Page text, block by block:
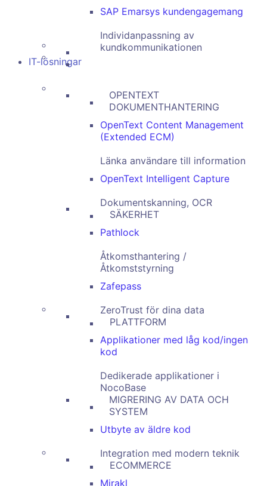
SAP Emarsys kundengagemang
Individanpassning av
kundkommunikationen
IT-lösningar
OPENTEXT
DOKUMENTHANTERING
OpenText Content Management
(Extended ECM)
Länka användare till information
OpenText Intelligent Capture
Dokumentskanning, OCR
SÄKERHET
Pathlock
Åtkomsthantering /
Åtkomststyrning
Zafepass
ZeroTrust för dina data
PLATTFORM
Applikationer med låg kod/ingen
kod
Dedikerade applikationer i
NocoBase
MIGRERING AV DATA OCH
SYSTEM
Utbyte av äldre kod
Integration med modern teknik
ECOMMERCE
Mirakl